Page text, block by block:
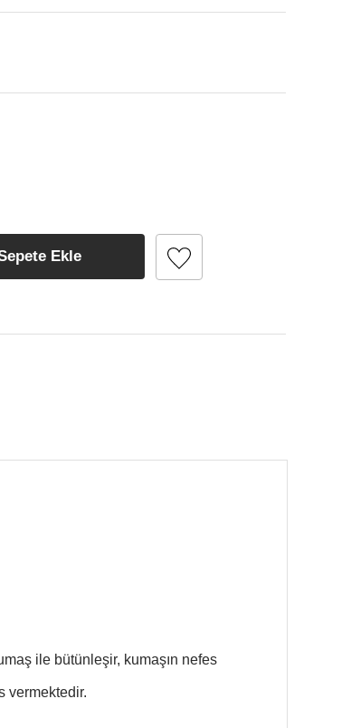
Ekle
ile bütünleşir, kumaşın nefes
vermektedir.